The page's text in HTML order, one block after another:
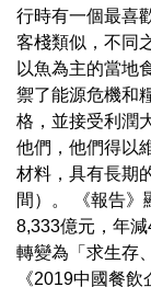
行時有一個最喜
客棧類似，不同
以魚為主的當地
禦了能源危機和
格，並接受利潤
他們，他們得以
材料，具有長期
間）。 《報告》
8,333億元，年減
轉變為「求生存
《2019中國餐